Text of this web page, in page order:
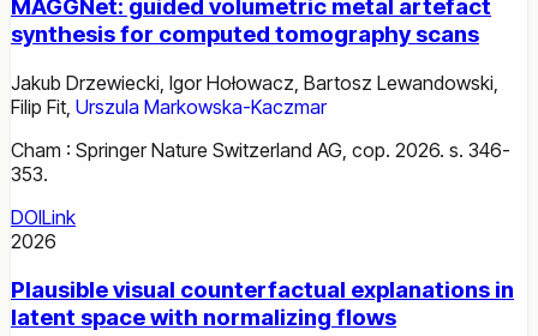
MAGGNet: guided volumetric metal artefact
synthesis for computed tomography scans
Jakub Drzewiecki, Igor Hołowacz, Bartosz Lewandowski,
Filip Fit, Urszula Markowska-Kaczmar
Cham : Springer Nature Switzerland AG, cop. 2026. s. 346-
353.
DOILink
2026
Plausible visual counterfactual explanations in
latent space with normalizing flows